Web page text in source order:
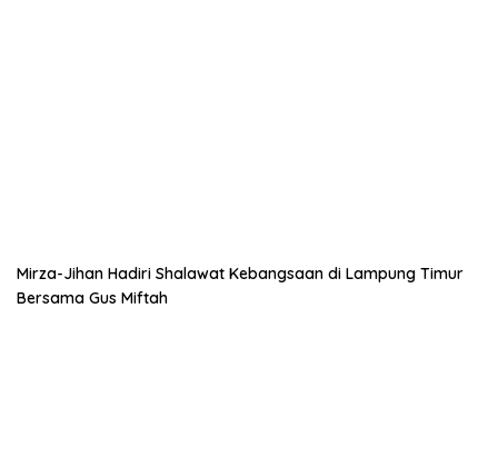
Mirza-Jihan Hadiri Shalawat Kebangsaan di Lampung Timur
Bersama Gus Miftah